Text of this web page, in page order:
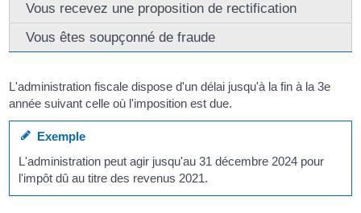
Vous recevez une proposition de rectification
Vous êtes soupçonné de fraude
L'administration fiscale dispose d'un délai jusqu'à la fin à la 3e
année suivant celle où l'imposition est due.
Exemple
L'administration peut agir jusqu'au 31 décembre 2024 pour
l'impôt dû au titre des revenus 2021.